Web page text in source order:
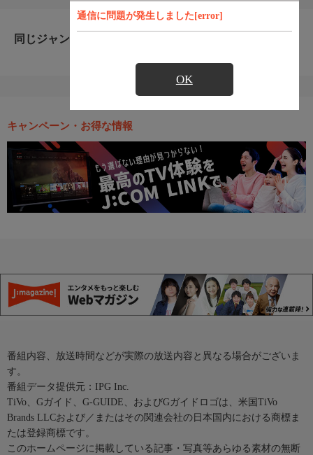
通信に問題が発生しました[error]
OK
同じジャンルのおすすめ番組
キャンペーン・お得な情報
番組内容、放送時間などが実際の放送内容と異なる場合がございま
す。
番組データ提供元：IPG Inc.
TiVo、Gガイド、G-GUIDE、およびGガイドロゴは、米国TiVo
Brands LLCおよび／またはその関連会社の日本国内における商標ま
たは登録商標です。
このホームページに掲載している記事・写真等あらゆる素材の無断